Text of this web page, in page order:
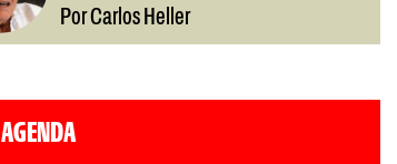
Por Carlos Heller
AGENDA